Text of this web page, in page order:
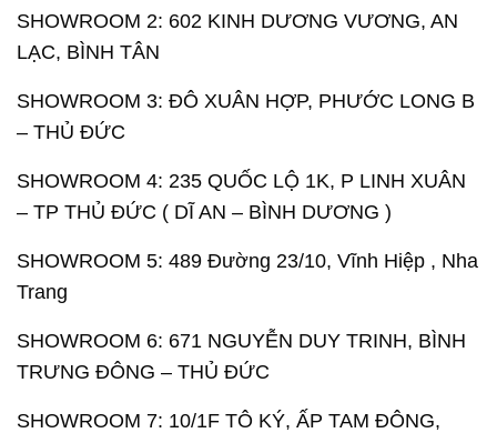
SHOWROOM 2: 602 KINH DƯƠNG VƯƠNG, AN
LẠC, BÌNH TÂN
SHOWROOM 3: ĐÔ XUÂN HỢP, PHƯỚC LONG B
– THỦ ĐỨC
SHOWROOM 4: 235 QUỐC LỘ 1K, P LINH XUÂN
– TP THỦ ĐỨC ( DĨ AN – BÌNH DƯƠNG )
SHOWROOM 5: 489 Đường 23/10, Vĩnh Hiệp , Nha
Trang
SHOWROOM 6: 671 NGUYỄN DUY TRINH, BÌNH
TRƯNG ĐÔNG – THỦ ĐỨC
SHOWROOM 7: 10/1F TÔ KÝ, ẤP TAM ĐÔNG,